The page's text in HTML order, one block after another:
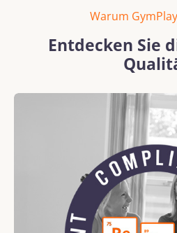
Warum
Entdecken Sie
Bildergalerie überspringen
REACH